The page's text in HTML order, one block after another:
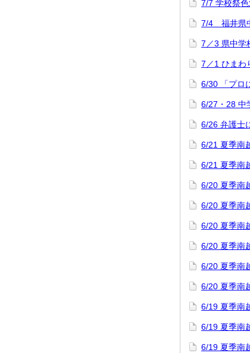
7/7 学校祭
7/4 福井県
7／3 県中
7／1 ひまわ
6/30 「プロ
6/27・28 中
6/26 弁護士
6/21 夏季南
6/21 夏季南
6/20 夏季南
6/20 夏季南
6/20 夏季南
6/20 夏季南
6/20 夏季南
6/20 夏季南
6/19 夏季南
6/19 夏季南
6/19 夏季